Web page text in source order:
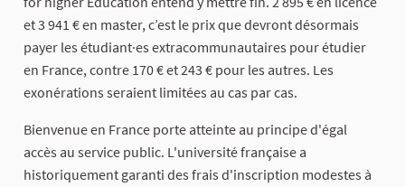
et 3 941 € en master, c’est le prix que devront désormais
payer les étudiant·es extracommunautaires pour étudier
en France, contre 170 € et 243 € pour les autres. Les
exonérations seraient limitées au cas par cas.
Bienvenue en France porte atteinte au principe d'égal
accès au service public. L'université française a
historiquement garanti des frais d'inscription modestes à